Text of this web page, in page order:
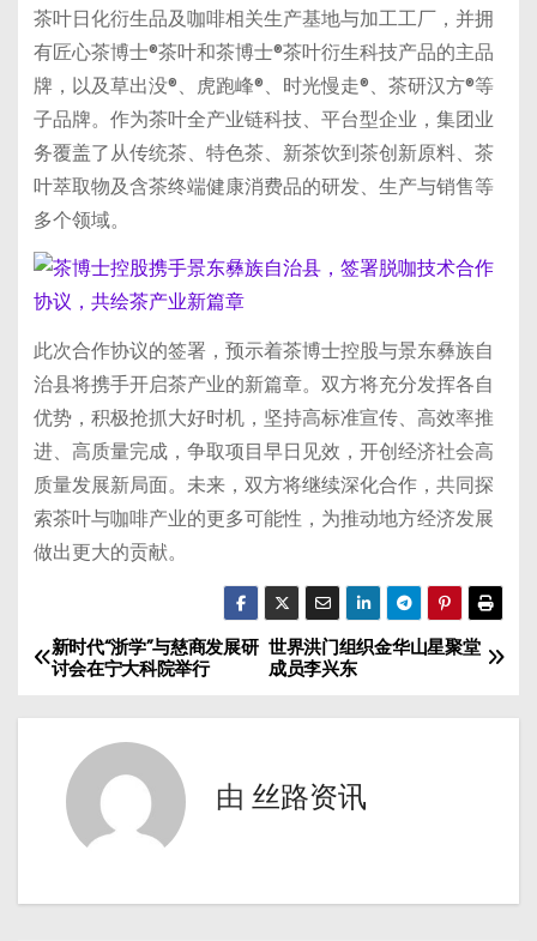
茶叶日化衍生品及咖啡相关生产基地与加工工厂，并拥
有匠心茶博士®茶叶和茶博士®茶叶衍生科技产品的主品
牌，以及草出没®、虎跑峰®、时光慢走®、茶研汉方®等
子品牌。作为茶叶全产业链科技、平台型企业，集团业
务覆盖了从传统茶、特色茶、新茶饮到茶创新原料、茶
叶萃取物及含茶终端健康消费品的研发、生产与销售等
多个领域。
此次合作协议的签署，预示着茶博士控股与景东彝族自
治县将携手开启茶产业的新篇章。双方将充分发挥各自
优势，积极抢抓大好时机，坚持高标准宣传、高效率推
进、高质量完成，争取项目早日见效，开创经济社会高
质量发展新局面。未来，双方将继续深化合作，共同探
索茶叶与咖啡产业的更多可能性，为推动地方经济发展
做出更大的贡献。
文
章
航
世界洪门组织金华山星聚堂
成员李兴东
新时代“浙学”与慈商发展研
讨会在宁大科院举行
由 丝路资讯